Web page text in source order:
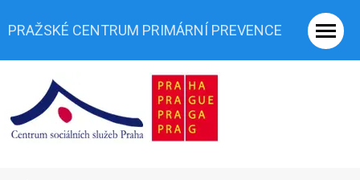
PRAŽSKÉ CENTRUM PRIMÁRNÍ PREVENCE